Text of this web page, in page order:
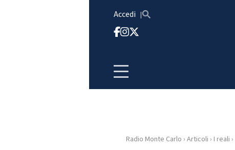
Accedi
HOMERadio Monte Carlo › Articoli › I reali ›